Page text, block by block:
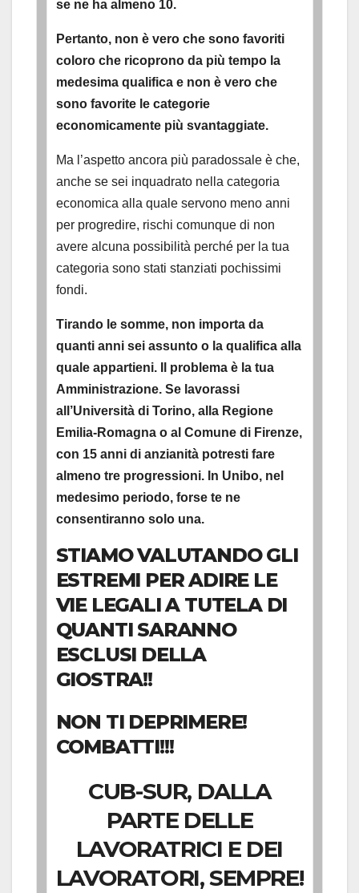
se ne ha almeno 10.
Pertanto, non è vero che sono favoriti
coloro che ricoprono da più tempo la
medesima qualifica e non è vero che
sono favorite le categorie
economicamente più svantaggiate.
Ma l’aspetto ancora più paradossale è che,
anche se sei inquadrato nella categoria
economica alla quale servono meno anni
per progredire, rischi comunque di non
avere alcuna possibilità perché per la tua
categoria sono stati stanziati pochissimi
fondi.
Tirando le somme, non importa da
quanti anni sei assunto o la qualifica alla
quale appartieni. Il problema è la tua
Amministrazione. Se lavorassi
all’Università di Torino, alla Regione
Emilia-Romagna o al Comune di Firenze,
con 15 anni di anzianità potresti fare
almeno tre progressioni. In Unibo, nel
medesimo periodo, forse te ne
consentiranno solo una.
STIAMO VALUTANDO GLI
ESTREMI PER ADIRE LE
VIE LEGALI A TUTELA DI
QUANTI SARANNO
ESCLUSI DELLA
GIOSTRA!!
NON TI DEPRIMERE!
COMBATTI!!!
CUB-SUR, DALLA
PARTE DELLE
LAVORATRICI E DEI
LAVORATORI, SEMPRE!